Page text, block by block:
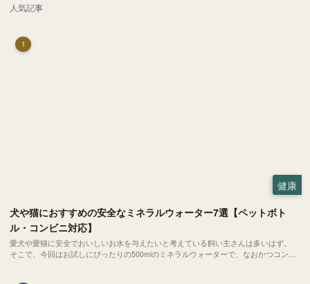
人気記事
1
健康
犬や猫におすすめの安全なミネラルウォーター7選【ペットボト
ル・コンビニ対応】
愛犬や愛猫に安全でおいしいお水を与えたいと考えている飼い主さんは多いはず。
そこで、今回はお試しにぴったりの500mlのミネラルウォーターで、なおかつコンビ